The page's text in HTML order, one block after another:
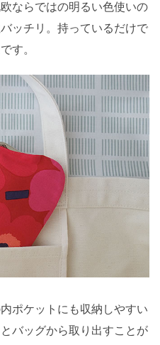
ならではの明るい色使いの
ッチリ。持っているだけで
す。
ポケットにも収納しやすい
バッグから取り出すことが